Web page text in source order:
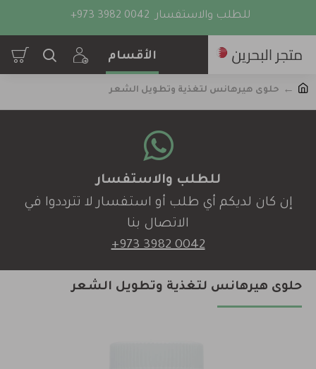
للطلب والاستفسار +973 3982 0042
حلوى هيرهانس لتغذية وتطويل الشعر
للطلب والاستفسار
إن كان لديكم أي طلب أو استفسار لا تترددوا في
الاتصال بنا
+973 3982 0042
حلوى هيرهانس لتغذية وتطويل الشعر